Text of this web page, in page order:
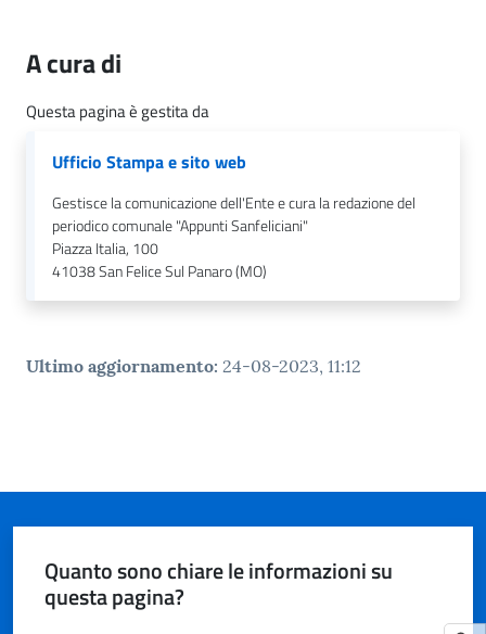
g
i
Sportello
gli
argomenti...
Seguici
A cura di
Questa pagina è gestita da
Ufficio Stampa e sito web
Gestisce la comunicazione dell'Ente e cura la redazione del
periodico comunale "Appunti Sanfeliciani"
Piazza Italia, 100
41038San Felice Sul Panaro (MO)
Ultimo aggiornamento: 24-08-2023, 11:12
Quanto sono chiare le informazioni su
questa pagina?